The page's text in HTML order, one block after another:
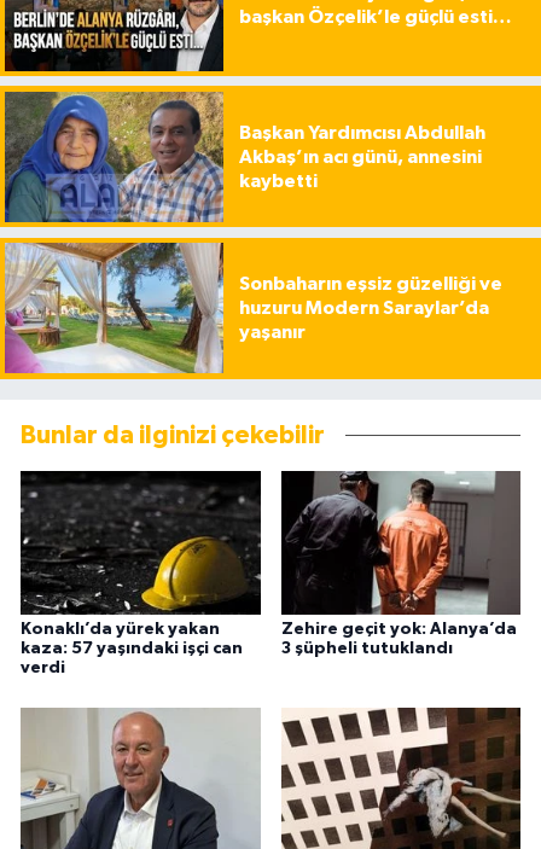
başkan Özçelik’le güçlü esti…
Başkan Yardımcısı Abdullah
Akbaş’ın acı günü, annesini
kaybetti
Sonbaharın eşsiz güzelliği ve
huzuru Modern Saraylar’da
yaşanır
Bunlar da ilginizi çekebilir
Konaklı’da yürek yakan
kaza: 57 yaşındaki işçi can
verdi
Zehire geçit yok: Alanya’da
3 şüpheli tutuklandı